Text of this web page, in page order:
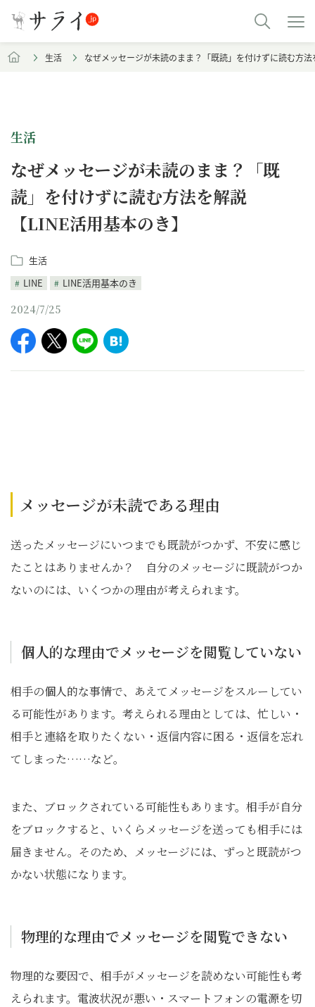
生活 なぜメッセージが未読のまま？「既読」を付けずに読む方
生活
なぜメッセージが未読のまま？「既
読」を付けずに読む方法を解説
【LINE活用基本のき】
生活
LINE
LINE活用基本のき
2024/7/25
メッセージが未読である理由
送ったメッセージにいつまでも既読がつかず、不安に感じ
たことはありませんか？ 自分のメッセージに既読がつか
ないのには、いくつかの理由が考えられます。
個人的な理由でメッセージを閲覧していない
相手の個人的な事情で、あえてメッセージをスルーしてい
る可能性があります。考えられる理由としては、忙しい・
相手と連絡を取りたくない・返信内容に困る・返信を忘れ
てしまった……など。
また、ブロックされている可能性もあります。相手が自分
をブロックすると、いくらメッセージを送っても相手には
届きません。そのため、メッセージには、ずっと既読がつ
かない状態になります。
物理的な理由でメッセージを閲覧できない
物理的な要因で、相手がメッセージを読めない可能性も考
えられます。電波状況が悪い・スマートフォンの電源を切